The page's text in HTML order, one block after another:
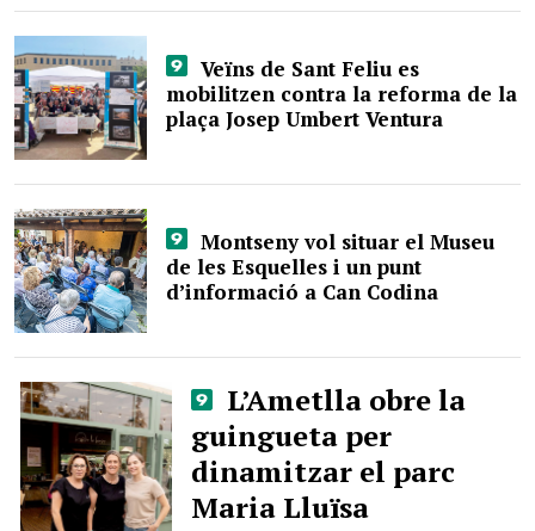
Veïns de Sant Feliu es
mobilitzen contra la reforma de la
plaça Josep Umbert Ventura
Montseny vol situar el Museu
de les Esquelles i un punt
d’informació a Can Codina
L’Ametlla obre la
guingueta per
dinamitzar el parc
Maria Lluïsa